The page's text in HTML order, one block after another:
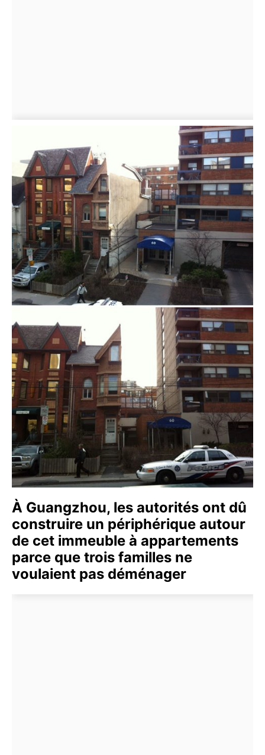
À Guangzhou, les autorités ont dû
construire un périphérique autour
de cet immeuble à appartements
parce que trois familles ne
voulaient pas déménager